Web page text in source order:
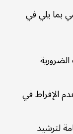
بما يلي في
الإفراط في
لترشيد